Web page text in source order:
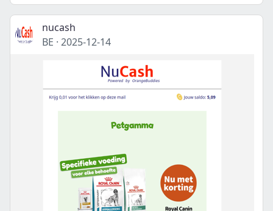
nucash
BE · 2025-12-14